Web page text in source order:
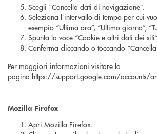
Scegli “Cancella dati di navigazione”.
Seleziona l’intervallo di tempo per cui
esempio “Ultima ora”, “Ultimo giorno”,
Spunta la voce “Cookie e altri dati dei
Conferma cliccando o toccando
Per maggiori informazioni visitare la
pagina https://support.google.com/accounts/
Mozilla Firefox
Apri Mozilla Firefox.